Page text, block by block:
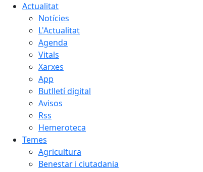
Actualitat
Notícies
L'Actualitat
Agenda
Vitals
Xarxes
App
Butlletí digital
Avisos
Rss
Hemeroteca
Temes
Agricultura
Benestar i ciutadania